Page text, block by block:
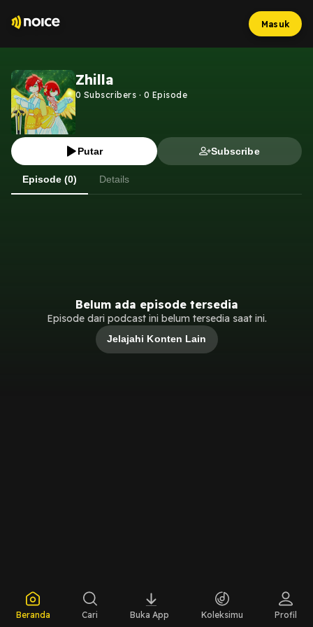
Masuk
Zhilla
0 Subscribers · 0 Episode
Putar Subscribe
Episode (0) Details
Belum ada episode tersedia
Episode dari podcast ini belum tersedia saat ini.
Jelajahi Konten Lain
Beranda Cari Buka App Koleksimu Profil